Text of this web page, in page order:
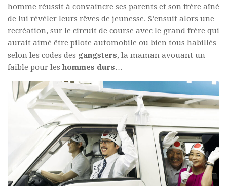
homme réussit à convaincre ses parents et son frère aîné
de lui révéler leurs rêves de jeunesse. S’ensuit alors une
recréation, sur le circuit de course avec le grand frère qui
aurait aimé être pilote automobile ou bien tous habillés
selon les codes des gangsters, la maman avouant un
faible pour leshommes durs…